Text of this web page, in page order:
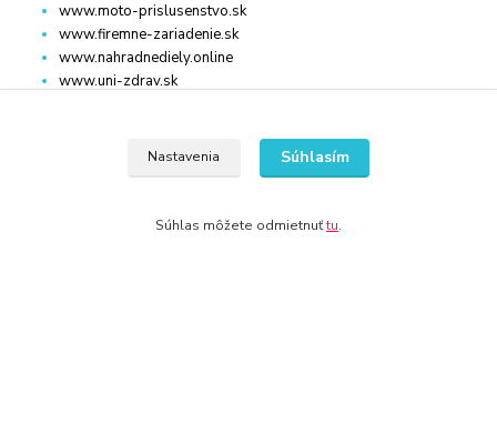
www.moto-prislusenstvo.sk
www.firemne-zariadenie.sk
www.nahradnediely.online
www.uni-zdrav.sk
Nastavenia Súhlasím
Súhlas môžete odmietnuťtu.